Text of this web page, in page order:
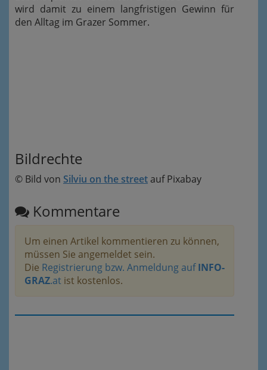
wird damit zu einem langfristigen Gewinn für
den Alltag im Grazer Sommer.
Bildrechte
© Bild von Silviu on the streetauf Pixabay
Kommentare
Um einen Artikel kommentieren zu können,
müssen Sie angemeldet sein.
Die Registrierung bzw. Anmeldung aufINFO-
GRAZ.at ist kostenlos.